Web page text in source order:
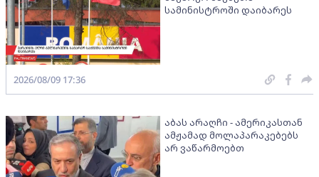
სამინისტროში დაიბარეს
2026/08/09 17:36
აბას არაღჩი - ამერიკასთან
ამჟამად მოლაპარაკებებს
არ ვაწარმოებთ